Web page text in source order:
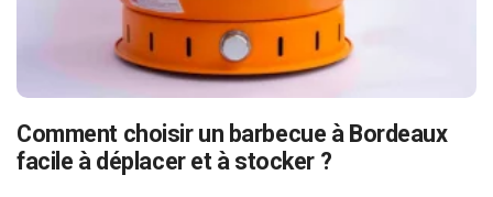
Comment choisir un barbecue à Bordeaux
facile à déplacer et à stocker ?